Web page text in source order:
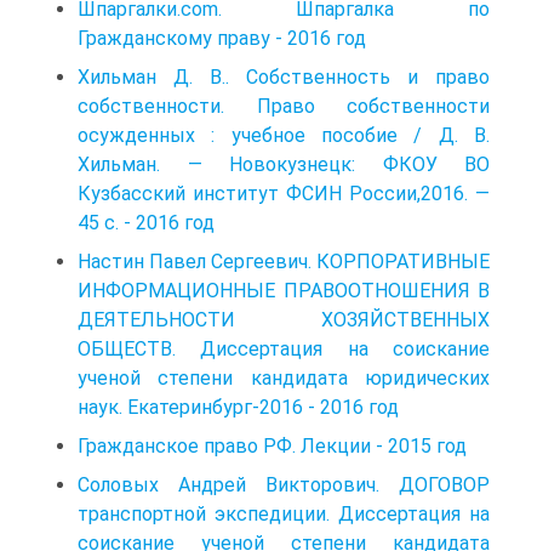
Шпаргалки.com. Шпаргалка по
Гражданскому праву - 2016 год
Хильман Д. В.. Собственность и право
собственности. Право собственности
осужденных : учебное пособие / Д. В.
Хильман. — Новокузнецк: ФКОУ ВО
Кузбасский институт ФСИН России,2016. —
45 с. - 2016 год
Настин Павел Сергеевич. КОРПОРАТИВНЫЕ
ИНФОРМАЦИОННЫЕ ПРАВООТНОШЕНИЯ В
ДЕЯТЕЛЬНОСТИ ХОЗЯЙСТВЕННЫХ
ОБЩЕСТВ. Диссертация на соискание
ученой степени кандидата юридических
наук. Екатеринбург-2016 - 2016 год
Гражданское право РФ. Лекции - 2015 год
Соловых Андрей Викторович. ДОГОВОР
транспортной экспедиции. Диссертация на
соискание ученой степени кандидата